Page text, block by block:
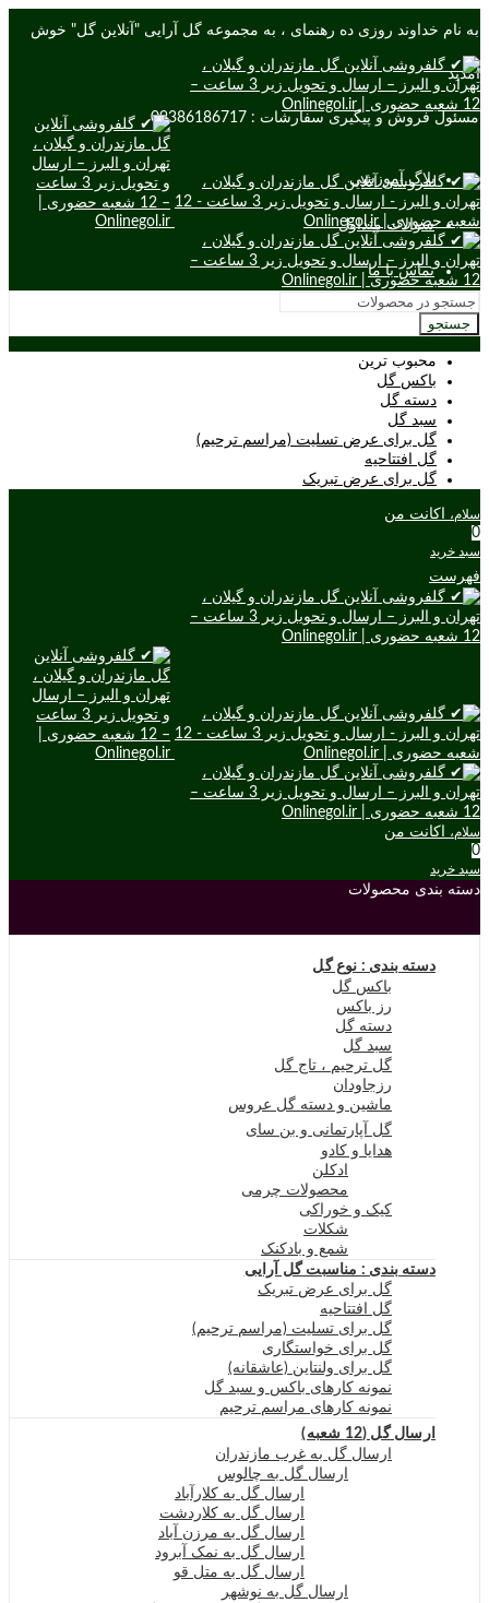
به نام خداوند روزی ده رهنمای ، به مجموعه گل آرایی "آنلاین گل" خوش
آمدید
مسئول فروش و پیگیری سفارشات : 09386186717
بلاگ آموزشی
سوالات متداول
تماس با ما
جستجو
محبوب ترین
باکس گل
دسته گل
سبد گل
گل برای عرض تسلیت (مراسم ترحیم)
گل افتتاحیه
گل برای عرض تبریک
سلام،
اکانت من
0
سبد خرید
فهرست
سلام،
اکانت من
0
سبد خرید
دسته بندی محصولات
دسته بندی : نوع گل
باکس گل
رز باکس
دسته گل
سبد گل
گل ترحیم ، تاج گل
رزجاودان
ماشین و دسته گل عروس
گل آپارتمانی و بن سای
هدایا و کادو
ادکلن
محصولات چرمی
کیک و خوراکی
شکلات
شمع و بادکنک
دسته بندی : مناسبت گل آرایی
گل برای عرض تبریک
گل افتتاحیه
گل برای تسلیت (مراسم ترحیم)
گل برای خواستگاری
گل برای ولنتاین (عاشقانه)
نمونه کارهای باکس و سبد گل
نمونه کارهای مراسم ترحیم
ارسال گل (12 شعبه)
ارسال گل به غرب مازندران
ارسال گل به چالوس
ارسال گل به کلارآباد
ارسال گل به کلاردشت
ارسال گل به مرزن آباد
ارسال گل به نمک آبرود
ارسال گل به متل قو
ارسال گل به نوشهر